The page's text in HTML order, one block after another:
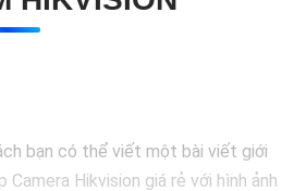
bạn có thể viết một bài viết giới
Hikvision giá rẻ với hình ảnh